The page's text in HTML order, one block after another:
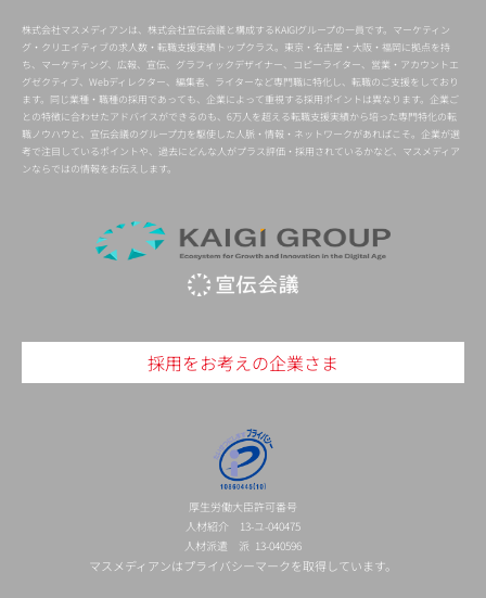
株式会社マスメディアンは、株式会社宣伝会議と構成するKAIGIグループの一員です。マーケティン
グ・クリエイティブの求人数・転職支援実績トップクラス。東京・名古屋・大阪・福岡に拠点を持
ち、マーケティング、広報、宣伝、グラフィックデザイナー、コピーライター、営業・アカウントエ
グゼクティブ、Webディレクター、編集者、ライターなど専門職に特化し、転職のご支援をしており
ます。同じ業種・職種の採用であっても、企業によって重視する採用ポイントは異なります。企業ご
との特徴に合わせたアドバイスができるのも、6万人を超える転職支援実績から培った専門特化の転
職ノウハウと、宣伝会議のグループ力を駆使した人脈・情報・ネットワークがあればこそ。企業が選
考で注目しているポイントや、過去にどんな人がプラス評価・採用されているかなど、マスメディア
ンならではの情報をお伝えします。
採用をお考えの企業さま
厚生労働大臣許可番号
人材紹介 13-ユ-040475
人材派遣 派 13-040596
マスメディアンはプライバシーマークを取得しています。